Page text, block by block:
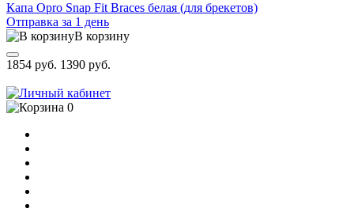
Капа Opro Snap Fit Braces белая (для брекетов)
Отправка за 1 день
В корзину
1854 руб. 1390 руб.
0